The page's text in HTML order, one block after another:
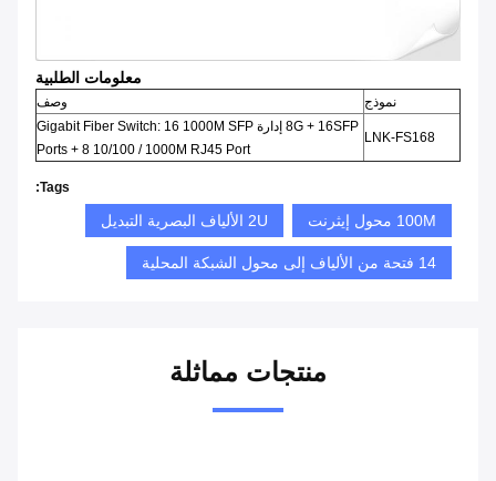
معلومات الطلبية
نموذج وصف
LNK-FS168
8G + 16SFP إدارة Gigabit Fiber Switch: 16 1000M SFP
Ports + 8 10/100 / 1000M RJ45 Port
Tags:
100M محول إيثرنت 2U الألياف البصرية التبديل
14 فتحة من الألياف إلى محول الشبكة المحلية
منتجات مماثلة